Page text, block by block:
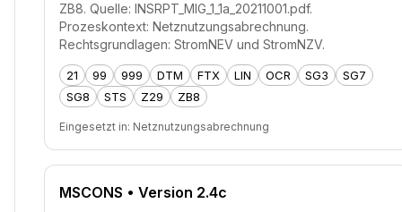
ZB8. Quelle: INSRPT_MIG_1_1a_20211001.pdf.
Prozeskontext: Netznutzungsabrechnung.
Rechtsgrundlagen: StromNEV und StromNZV.
21 99 999 DTM FTX LIN OCR SG3
SG7
SG8
STS Z29 ZB8
Eingesetzt in: Netznutzungsabrechnung
MSCONS • Version 2.4c